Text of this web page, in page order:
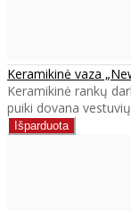
Keramikinė vaza
Keramikinė rankų
puiki dovana